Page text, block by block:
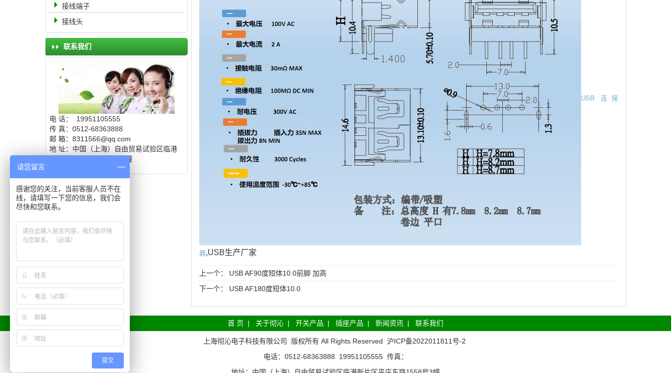
接线端子
接线头
联系我们
电 话： 19951105555
传 真：0512-68363888
邮 箱：8311566@qq.com
地 址：中国（上海）自由贸易试验区临港
新片区平庄东路1558号3幢
USB 连接
器,USB生产厂家
上一个：
USB AF90度短体10.0前脚 加高
下一个：
USB AF180度短体10.0
首 页 | 关于彻沁 | 开关产品 | 插座产品 | 新闻资讯 | 联系我们
上海彻沁电子科技有限公司 版权所有 All Rights Reserved 沪ICP备2022011811号-2
电话：0512-68363888 19951105555 传真：
请您留言
感谢您的关注，当前客服人员不在
线，请填写一下您的信息，我们会
尽快和您联系。
提交